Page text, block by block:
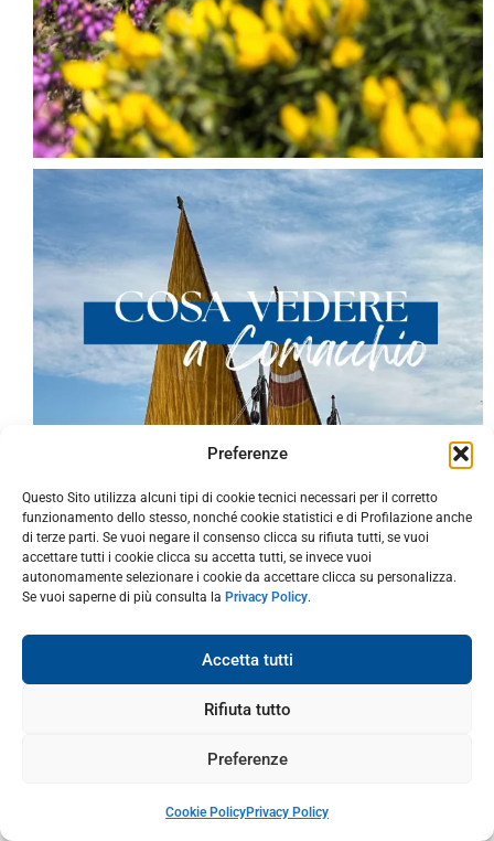
Preferenze
Questo Sito utilizza alcuni tipi di cookie tecnici necessari per il corretto
funzionamento dello stesso, nonché cookie statistici e di Profilazione anche
di terze parti. Se vuoi negare il consenso clicca su rifiuta tutti, se vuoi
accettare tutti i cookie clicca su accetta tutti, se invece vuoi
autonomamente selezionare i cookie da accettare clicca su personalizza.
Se vuoi saperne di più consulta la Privacy Policy.
Accetta tutti
Rifiuta tutto
Preferenze
Cookie PolicyPrivacy Policy